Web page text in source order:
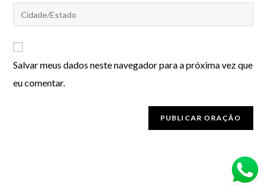
Salvar meus dados neste navegador para a próxima vez que
eu comentar.